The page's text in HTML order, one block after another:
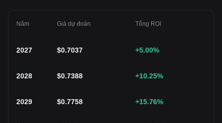
Năm Giá dự đoán Tổng ROI
2027 $0.7037 +5.00%
2028 $0.7388 +10.25%
2029 $0.7758 +15.76%